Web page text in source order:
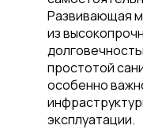
Развивающая
из
простотой
особенно
эксплуатации.